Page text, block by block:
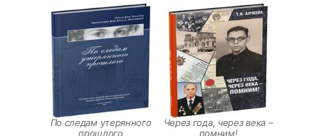
По следам утерянного
прошлого
Через года, через века –
помним!